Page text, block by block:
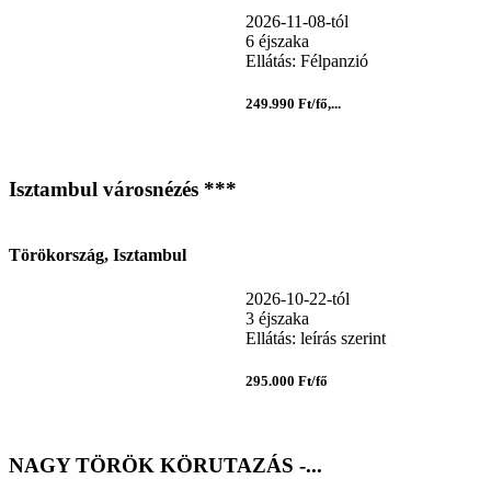
2026-11-08-tól
6 éjszaka
Ellátás: Félpanzió
249.990 Ft/fő,...
Isztambul városnézés ***
Törökország, Isztambul
2026-10-22-tól
3 éjszaka
Ellátás: leírás szerint
295.000 Ft/fő
NAGY TÖRÖK KÖRUTAZÁS -...